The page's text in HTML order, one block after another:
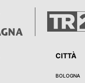
CITTÀ
BOLOGNA